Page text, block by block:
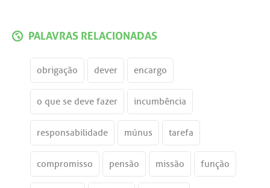
PALAVRAS RELACIONADAS
obrigação dever encargo
o que se deve fazer incumbência
responsabilidade múnus tarefa
compromisso pensão missão função